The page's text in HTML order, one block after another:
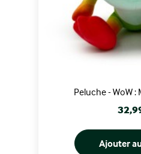
Peluche - WoW
Prix
Ajouter